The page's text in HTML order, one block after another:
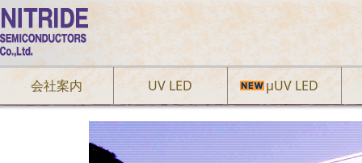
会社案内 UV LED µUV LED